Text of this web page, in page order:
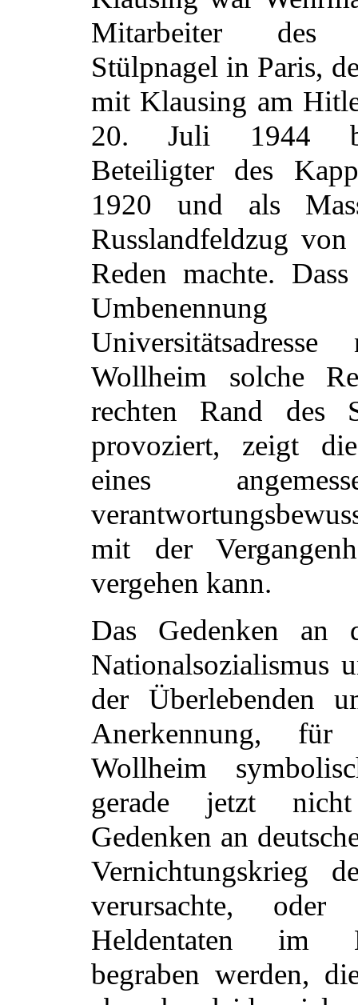
Mitarbeiter des
Stülpnagel in Paris,
mit Klausing am
20. Juli 1944
Beteiligter des
1920 und als
Russlandfeldzug
Reden machte.
Wollheim solche
rechten Rand des
provoziert, zeigt
eines
mit der
vergehen kann.
Das Gedenken an
Nationalsozialismus
der Überlebenden
Anerkennung,
Wollheim
gerade jetzt
Gedenken an
Vernichtungskrieg
verursachte,
Heldentaten im
begraben werden,